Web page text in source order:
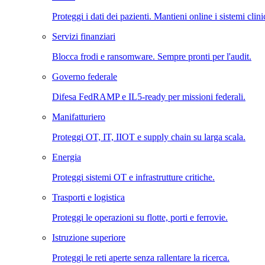
Proteggi i dati dei pazienti. Mantieni online i sistemi
Servizi finanziari
Blocca frodi e ransomware. Sempre pronti per l'audit.
Governo federale
Difesa FedRAMP e IL5-ready per missioni federali.
Manifatturiero
Proteggi OT, IT, IIOT e supply chain su larga scala.
Energia
Proteggi sistemi OT e infrastrutture critiche.
Trasporti e logistica
Proteggi le operazioni su flotte, porti e ferrovie.
Istruzione superiore
Proteggi le reti aperte senza rallentare la ricerca.